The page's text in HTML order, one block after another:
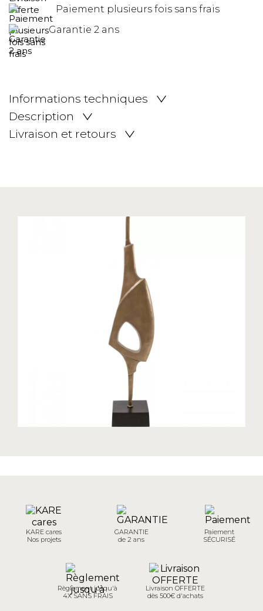
Paiement plusieurs fois sans frais
Garantie 2 ans
Informations techniques
Description
Livraison et retours
KARE cares
Nos projets
GARANTIE
de 2 ans
Paiement
SÉCURISÉ
Règlement jusqu'à
4X SANS FRAIS
Livraison OFFERTE
dès 500€ d'achats